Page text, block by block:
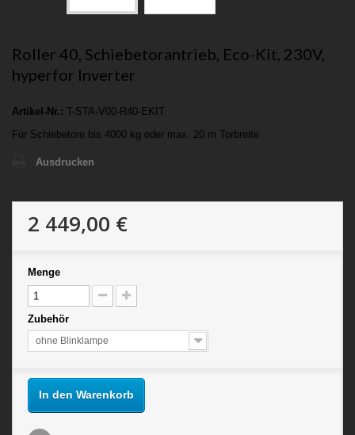
Roller 40, Schiebetorantrieb, Eco-Kit, 230V,
hyperfor Inverter
Artikel-Nr.: T-STA-V00-R40-EKIT
Für Schiebetore bis 4000 kg oder max. 20 m Torbreite
Ausdrucken
2 449,00 €
Menge
Zubehör
ohne Blinklampe
In den Warenkorb